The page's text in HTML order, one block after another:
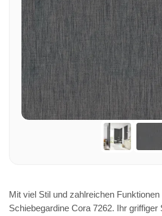
Mit viel Stil und zahlreichen
Schiebegardine Cora 7262. Ihr griffiger